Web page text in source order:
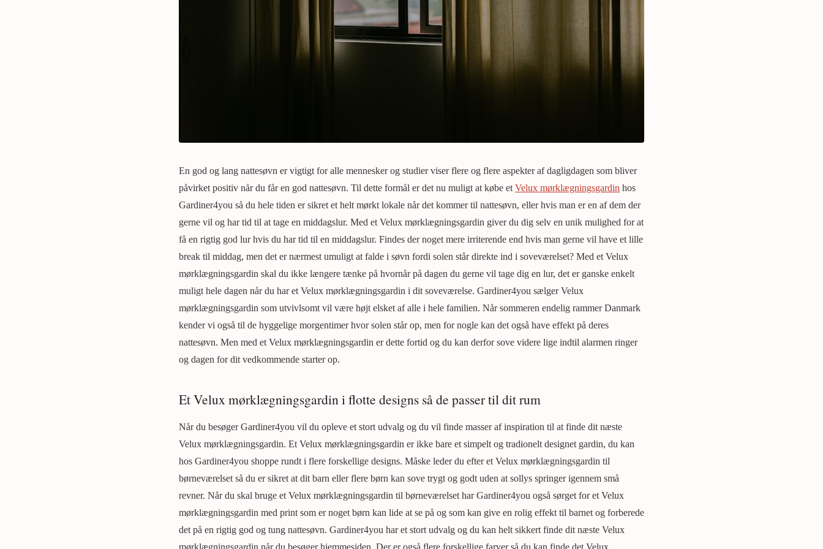
En god og lang nattesøvn er vigtigt for alle mennesker og studier viser flere og flere aspekter af dagligdagen som bliver
påvirket positiv når du får en god nattesøvn. Til dette formål er det nu muligt at købe etVelux mørklægningsgardin hos
Gardiner4you så du hele tiden er sikret et helt mørkt lokale når det kommer til nattesøvn, eller hvis man er en af dem der
gerne vil og har tid til at tage en middagslur. Med et Velux mørklægningsgardin giver du dig selv en unik mulighed for at
få en rigtig god lur hvis du har tid til en middagslur. Findes der noget mere irriterende end hvis man gerne vil have et lille
break til middag, men det er nærmest umuligt at falde i søvn fordi solen står direkte ind i soveværelset? Med et Velux
mørklægningsgardin skal du ikke længere tænke på hvornår på dagen du gerne vil tage dig en lur, det er ganske enkelt
muligt hele dagen når du har et Velux mørklægningsgardin i dit soveværelse. Gardiner4you sælger Velux
mørklægningsgardin som utvivlsomt vil være højt elsket af alle i hele familien. Når sommeren endelig rammer Danmark
kender vi også til de hyggelige morgentimer hvor solen står op, men for nogle kan det også have effekt på deres
nattesøvn. Men med et Velux mørklægningsgardin er dette fortid og du kan derfor sove videre lige indtil alarmen ringer
og dagen for dit vedkommende starter op.
Et Velux mørklægningsgardin i flotte designs så de passer til dit rum
Når du besøger Gardiner4you vil du opleve et stort udvalg og du vil finde masser af inspiration til at finde dit næste
Velux mørklægningsgardin. Et Velux mørklægningsgardin er ikke bare et simpelt og tradionelt designet gardin, du kan
hos Gardiner4you shoppe rundt i flere forskellige designs. Måske leder du efter et Velux mørklægningsgardin til
børneværelset så du er sikret at dit barn eller flere børn kan sove trygt og godt uden at sollys springer igennem små
revner. Når du skal bruge et Velux mørklægningsgardin til børneværelset har Gardiner4you også sørget for et Velux
mørklægningsgardin med print som er noget børn kan lide at se på og som kan give en rolig effekt til barnet og forberede
det på en rigtig god og tung nattesøvn. Gardiner4you har et stort udvalg og du kan helt sikkert finde dit næste Velux